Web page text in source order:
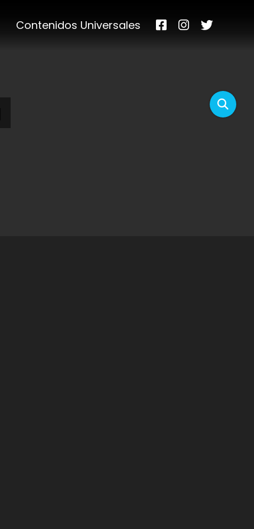
Contenidos Universales